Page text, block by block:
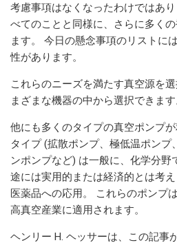
考慮事項はなくなったわけではあ
べてのことと同様に、さらに多く
ます。 今日の懸念事項のリストに
性があります。
これらのニーズを満たす真空源を
まざまな機器の中から選択できます
他にも多くのタイプの真空ポンプ
タイプ (拡散ポンプ、極低温ポンプ
ンポンプなど) は一般に、化学分野
途には実用的または経済的とは考
医薬品への応用。 これらのポンプ
高真空産業に適用されます。
ヘンリー H. ヘッサーは、この記事